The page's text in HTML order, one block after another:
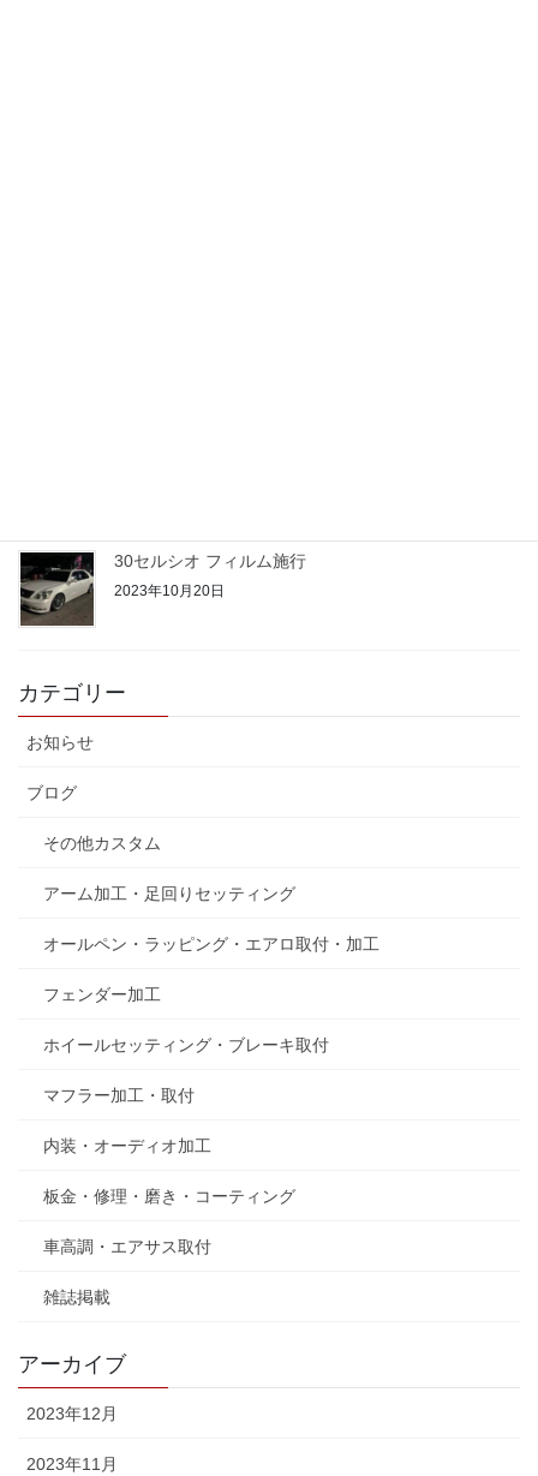
30セルシオ フィルム施行
2023年10月20日
カテゴリー
お知らせ
ブログ
その他カスタム
アーム加工・足回りセッティング
オールペン・ラッピング・エアロ取付・加工
フェンダー加工
ホイールセッティング・ブレーキ取付
マフラー加工・取付
内装・オーディオ加工
板金・修理・磨き・コーティング
車高調・エアサス取付
雑誌掲載
アーカイブ
2023年12月
2023年11月